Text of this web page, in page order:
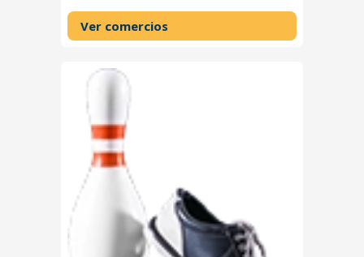
Ver comercios